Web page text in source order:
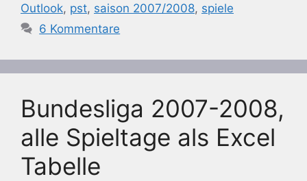
Outlook, pst, saison 2007/2008, spiele
6 Kommentare
Bundesliga 2007-2008,
alle Spieltage als Excel
Tabelle